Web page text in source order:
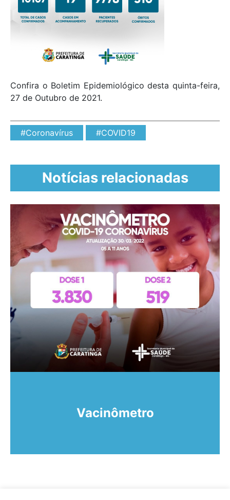
Confira o Boletim Epidemiológico desta quinta-feira,
27 de Outubro de 2021.
#Coronavírus #COVID19
Notícias relacionadas
Vacinômetro